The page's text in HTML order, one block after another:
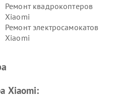
Ремонт квадрокоптеров
Xiaomi
Ремонт электросамокатов
Xiaomi
Ремонт смарт-часов Xiaomi
Xiaomi: